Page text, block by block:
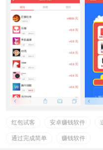
红包试客 安卓赚钱软件
通过完成简单 赚钱软件